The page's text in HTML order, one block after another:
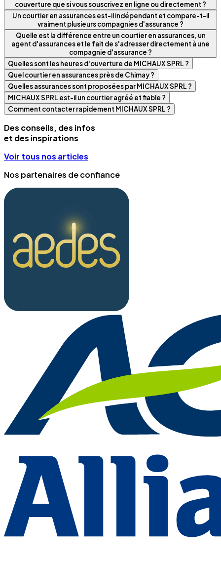
couverture que si vous souscrivez en ligne ou directement ?
Un courtier en assurances est-il indépendant et compare-t-il
vraiment plusieurs compagnies d'assurance ?
Quelle est la différence entre un courtier en assurances, un
agent d'assurances et le fait de s'adresser directement à une
compagnie d'assurance ?
Quelles sont les heures d'ouverture de MICHAUX SPRL ?
Quel courtier en assurances près de Chimay ?
Quelles assurances sont proposées par MICHAUX SPRL ?
MICHAUX SPRL est-il un courtier agréé et fiable ?
Comment contacter rapidement MICHAUX SPRL ?
Des conseils, des infos
et des inspirations
Voir tous nos articles
Nos partenaires de confiance